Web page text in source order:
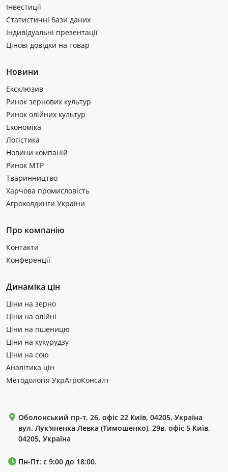
Інвестиції
Статистичні бази даних
Індивідуальні презентації
Цінові довідки на товар
Новини
Ексклюзив
Ринок зернових культур
Ринок олійних культур
Економіка
Логістика
Новини компаній
Ринок МТР
Тваринництво
Харчова промисловість
Агрохолдинги України
Про компанію
Контакти
Конференції
Динаміка цін
Ціни на зерно
Ціни на олійні
Ціни на пшеницю
Ціни на кукурудзу
Ціни на сою
Аналітика цін
Методологія УкрАгроКонсалт
Оболонський пр-т, 26, офіс 22 Київ, 04205, Україна
вул. Лук'яненка Левка (Тимошенко), 29в, офіс 5 Київ,
04205, Україна
Пн-Пт: с 9:00 до 18:00.